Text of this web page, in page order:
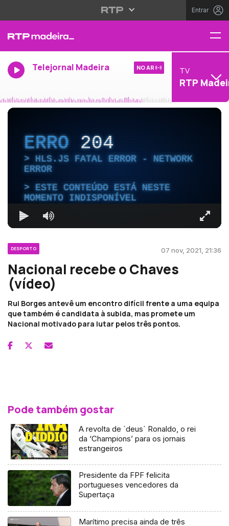
Entrar
Telejornal Madeira NO AR TV
RTP
ERRO204
HLS.JS FATAL ERROR - NETWORK
ERROR
ESTE CONTEÚDO ESTÁ NESTE
MOMENTO INDISPONÍVEL
DESPORTO 07 nov, 2021, 21:36
Nacional recebe o Chaves
(vídeo)
Rui Borges antevê um encontro difícil frente a uma equipa
que também é candidata à subida, mas promete um
Nacional motivado para lutar pelos três pontos.
Pode também gostar
A revolta de `deus` Ronaldo, o rei
da ‘Champions’ para os jornais
estrangeiros
Presidente da FPF felicita
portugueses vencedores da
Supertaça
Marítimo precisa ainda de três